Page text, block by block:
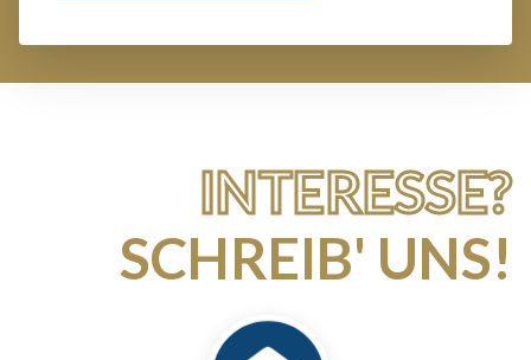
INTERESSE?
SCHREIB' UNS!